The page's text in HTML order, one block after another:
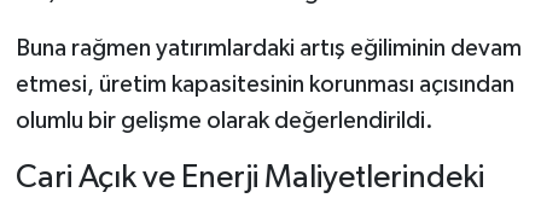
Buna rağmen yatırımlardaki artış eğiliminin devam
etmesi, üretim kapasitesinin korunması açısından
olumlu bir gelişme olarak değerlendirildi.
Cari Açık ve Enerji Maliyetlerindeki